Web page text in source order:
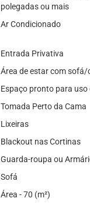
polegadas ou mais
Ar Condicionado
Entrada Privativa
Área de estar com sofá/
Espaço pronto para uso
Tomada Perto da Cama
Lixeiras
Blackout nas Cortinas
Guarda-roupa ou
Sofá
Área - 70 (m²)